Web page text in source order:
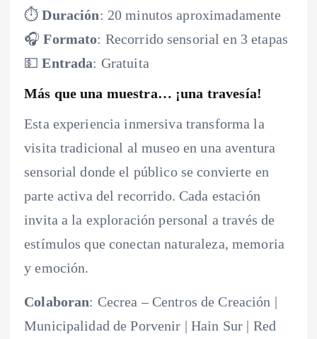
⏱️Duración: 20 minutos aproximadamente
🎧Formato: Recorrido sensorial en 3 etapas
💵Entrada: Gratuita
Más que una muestra… ¡una travesía!
Esta experiencia inmersiva transforma la
visita tradicional al museo en una aventura
sensorial donde el público se convierte en
parte activa del recorrido. Cada estación
invita a la exploración personal a través de
estímulos que conectan naturaleza, memoria
y emoción.
Colaboran: Cecrea – Centros de Creación |
Municipalidad de Porvenir | Hain Sur | Red